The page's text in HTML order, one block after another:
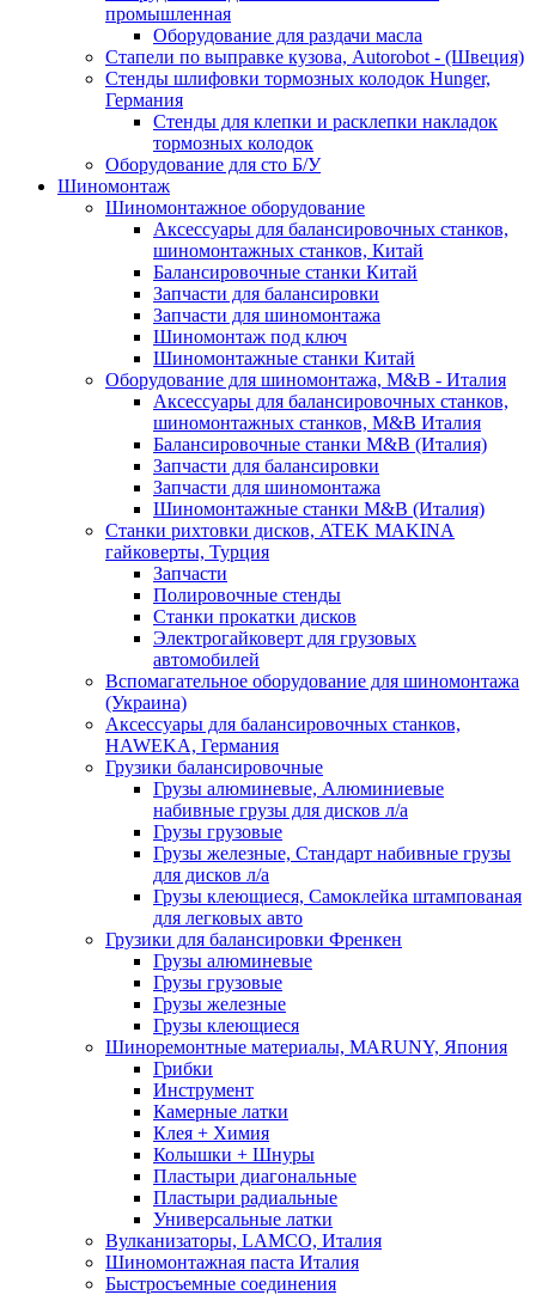
промышленная
Оборудование для раздачи масла
Стапели по выправке кузова, Autorobot - (Швеция)
Стенды шлифовки тормозных колодок Hunger,
Германия
Стенды для клепки и расклепки накладок
тормозных колодок
Оборудование для сто Б/У
Шиномонтаж
Шиномонтажное оборудование
Аксессуары для балансировочных станков,
шиномонтажных станков, Китай
Балансировочные станки Китай
Запчасти для балансировки
Запчасти для шиномонтажа
Шиномонтаж под ключ
Шиномонтажные станки Китай
Оборудование для шиномонтажа, M&B - Италия
Аксессуары для балансировочных станков,
шиномонтажных станков, M&B Италия
Балансировочные станки M&B (Италия)
Запчасти для балансировки
Запчасти для шиномонтажа
Шиномонтажные станки M&B (Италия)
Станки рихтовки дисков, ATEK MAKINA
гайковерты, Турция
Запчасти
Полировочные стенды
Станки прокатки дисков
Электрогайковерт для грузовых
автомобилей
Вспомагательное оборудование для шиномонтажа
(Украина)
Аксессуары для балансировочных станков,
HAWEKA, Германия
Грузики балансировочные
Грузы алюминевые, Алюминиевые
набивные грузы для дисков л/а
Грузы грузовые
Грузы железные, Cтандарт набивные грузы
для дисков л/а
Грузы клеющиеся, Самоклейка штампованая
для легковых авто
Грузики для балансировки Френкен
Грузы алюминевые
Грузы грузовые
Грузы железные
Грузы клеющиеся
Шиноремонтные материалы, MARUNY, Япония
Грибки
Инструмент
Камерные латки
Клея + Химия
Колышки + Шнуры
Пластыри диагональные
Пластыри радиальные
Универсальные латки
Вулканизаторы, LAMCO, Италия
Шиномонтажная паста Италия
Быстросъемные соединения